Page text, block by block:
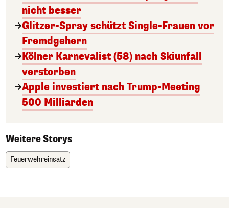
nicht besser
Glitzer-Spray schützt Single-Frauen vor
Fremdgehern
Kölner Karnevalist (58) nach Skiunfall
verstorben
Apple investiert nach Trump-Meeting
500 Milliarden
Weitere Storys
Feuerwehreinsatz